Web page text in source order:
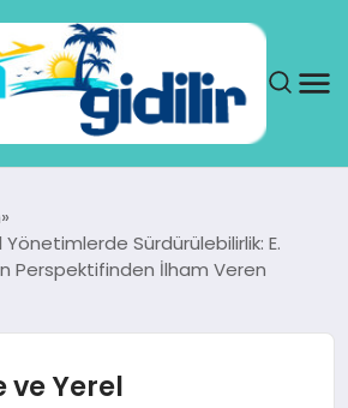
Sürdürülebilirlik: E.
Perspektifinden İlham Veren
ve Yerel